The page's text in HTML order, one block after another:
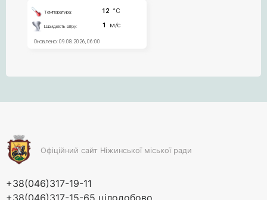
Офіційний сайт Ніжинської міської ради
+38(046)317-19-11
+38(046)317-15-65 цілодобово